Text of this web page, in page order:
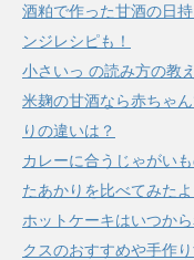
酒粕で作った甘酒の日
ンジレシピも！
小さいっ の読み方の教
米麹の甘酒なら赤ちゃ
りの違いは？
カレーに合うじゃがい
たあかりを比べてみたよ
ホットケーキはいつか
クスのおすすめや手作り